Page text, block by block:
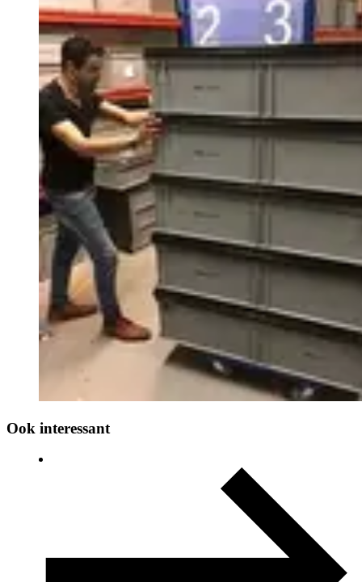
Ook interessant